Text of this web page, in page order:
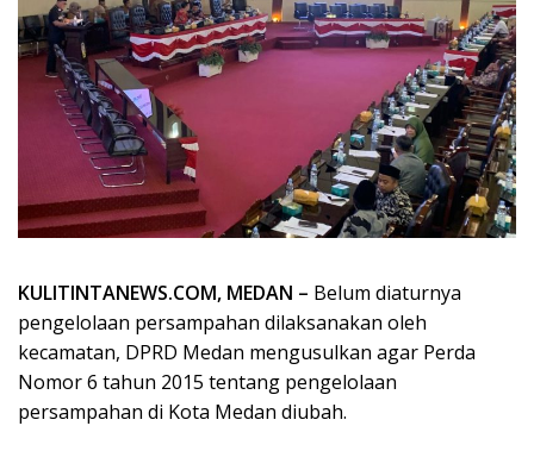
KULITINTANEWS.COM, MEDAN – Belum diaturnya
pengelolaan persampahan dilaksanakan oleh
kecamatan, DPRD Medan mengusulkan agar Perda
Nomor 6 tahun 2015 tentang pengelolaan
persampahan di Kota Medan diubah.